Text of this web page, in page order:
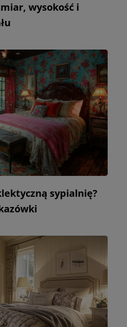
wysokość i
sypialnię?